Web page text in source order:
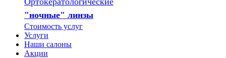
"ночные" линзы
Стоимость услуг
Услуги
Наши салоны
Акции